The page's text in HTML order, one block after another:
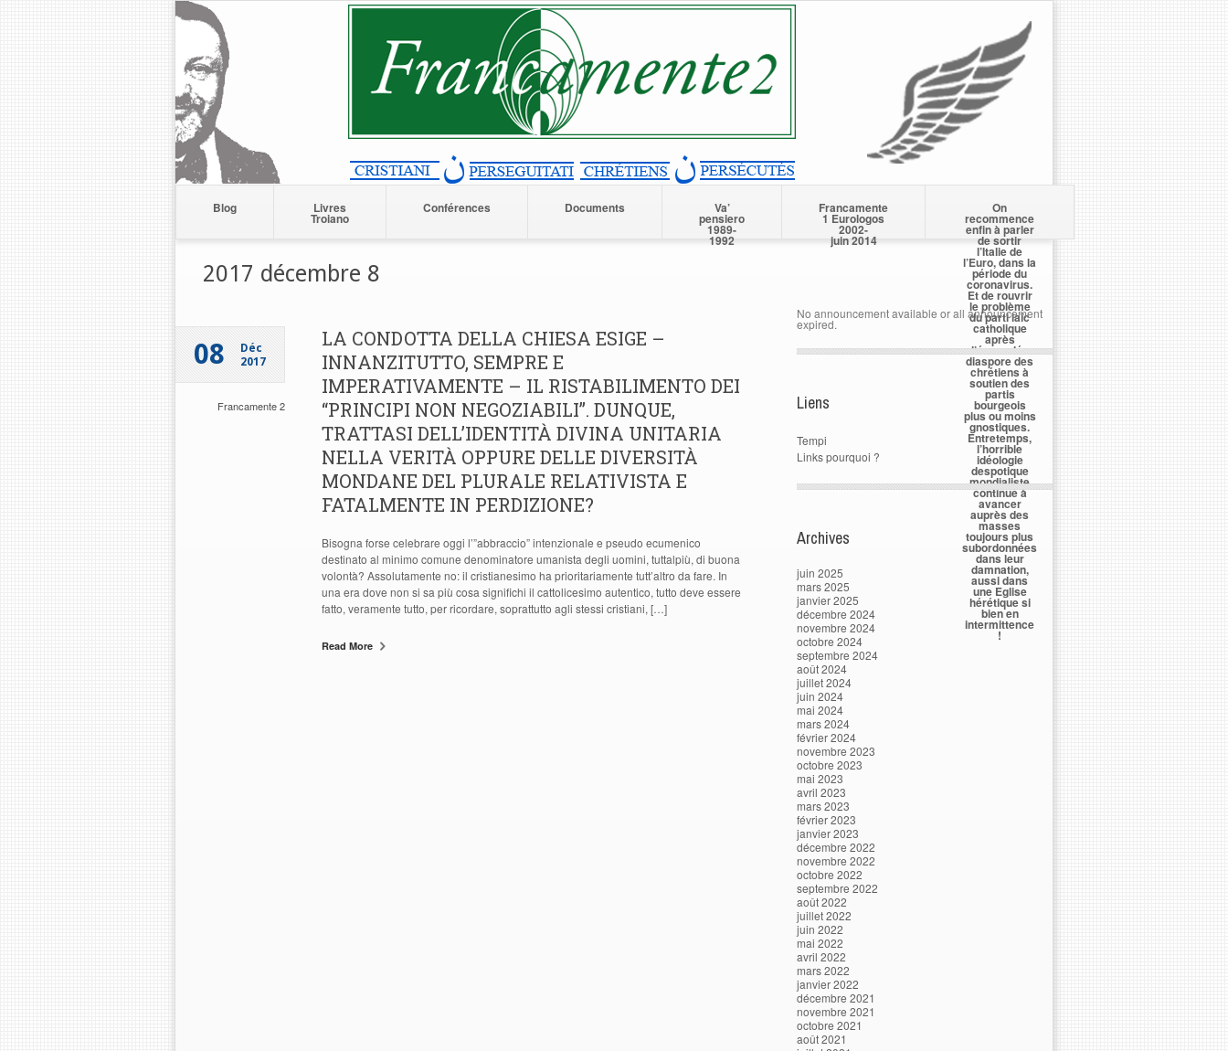
Blog Livres
Troiano
Conférences Documents Va’
pensiero
1989-
1992
Francamente
1 Eurologos
2002-
juin 2014
On
recommence
enfin à parler
de sortir
l’Italie de
l’Euro, dans la
période du
coronavirus.
Et de rouvrir
le problème
du parti laïc
catholique
après
l’écervelée
diaspore des
chrétiens à
soutien des
partis
bourgeois
plus ou moins
gnostiques.
Entretemps,
l’horrible
idéologie
despotique
mondialiste
continue à
avancer
auprès des
masses
toujours plus
subordonnées
dans leur
damnation,
aussi dans
une Eglise
hérétique si
bien en
intermittence
!
2017 décembre 8
08
Déc
2017
Francamente 2
LA CONDOTTA DELLA CHIESA ESIGE –
INNANZITUTTO, SEMPRE E
IMPERATIVAMENTE – IL RISTABILIMENTO DEI
“PRINCIPI NON NEGOZIABILI”. DUNQUE,
TRATTASI DELL’IDENTITÀ DIVINA UNITARIA
NELLA VERITÀ OPPURE DELLE DIVERSITÀ
MONDANE DEL PLURALE RELATIVISTA E
FATALMENTE IN PERDIZIONE?
Bisogna forse celebrare oggi l’”abbraccio” intenzionale e pseudo ecumenico
destinato al minimo comune denominatore umanista degli uomini, tuttalpiù, di buona
volontà? Assolutamente no: il cristianesimo ha prioritariamente tutt’altro da fare. In
una era dove non si sa più cosa significhi il cattolicesimo autentico, tutto deve essere
fatto, veramente tutto, per ricordare, soprattutto agli stessi cristiani, […]
Read More
No announcement available or all announcement
expired.
Liens
Tempi
Links pourquoi ?
Archives
juin 2025
mars 2025
janvier 2025
décembre 2024
novembre 2024
octobre 2024
septembre 2024
août 2024
juillet 2024
juin 2024
mai 2024
mars 2024
février 2024
novembre 2023
octobre 2023
mai 2023
avril 2023
mars 2023
février 2023
janvier 2023
décembre 2022
novembre 2022
octobre 2022
septembre 2022
août 2022
juillet 2022
juin 2022
mai 2022
avril 2022
mars 2022
janvier 2022
décembre 2021
novembre 2021
octobre 2021
août 2021